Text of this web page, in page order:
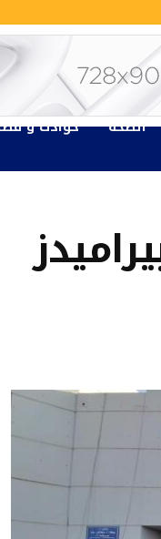
الصحة حوادث و